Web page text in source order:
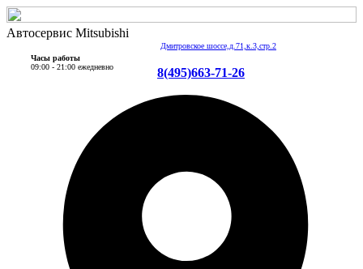
Автосервис Mitsubishi
Дмитровское шоссе,д.71,к.3,стр.2
Часы работы
09:00 - 21:00 ежедневно
8(495)663-71-26